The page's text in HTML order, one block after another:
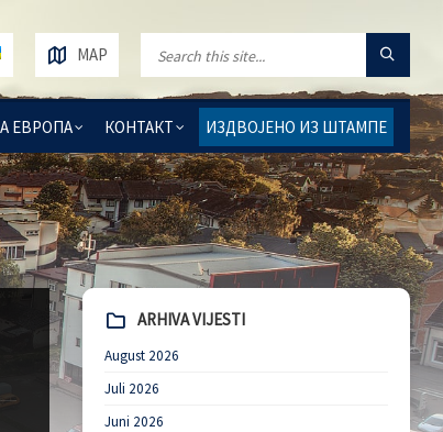
ЕВРОПА КОНТАКТ ИЗДВОЈЕНО ИЗ ШТАМПЕ
MAP
ARHIVA VIJESTI
August 2026
Juli 2026
Juni 2026